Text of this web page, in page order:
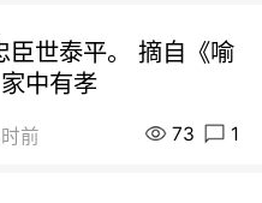
臣世泰平。 摘自《喻
中有孝
前 73 1